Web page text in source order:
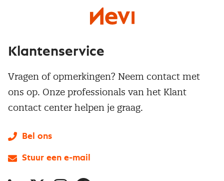
Klantenservice
Vragen of opmerkingen? Neem contact met
ons op. Onze professionals van het Klant
contact center helpen je graag.
Bel ons
Stuur een e-mail